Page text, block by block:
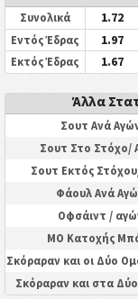
Συνολικά 1.72
Εντός Έδρας 1.97
Εκτός Έδρας 1.67
Άλλα
Σουτ Ανά
Σουτ Στο Στόχο/
Σουτ Εκτός
Φάουλ Ανά
Οφσάιντ /
ΜΟ Κατοχής
Σκόραραν και οι Δύο
Σκόραραν και στα